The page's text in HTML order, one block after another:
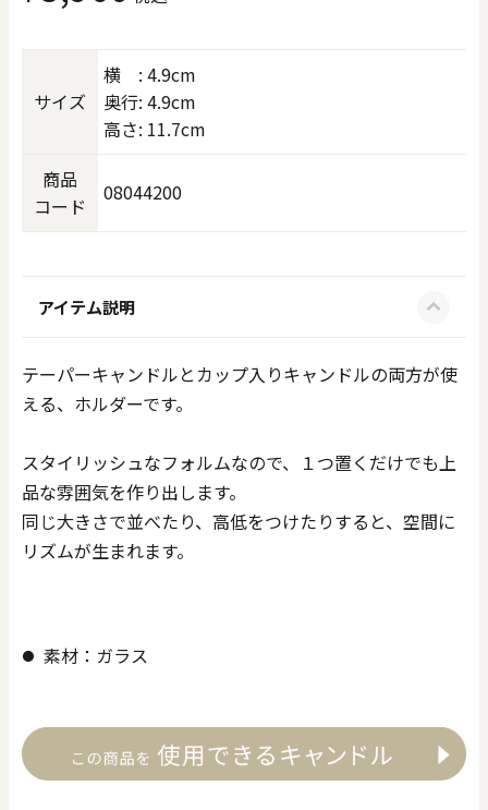
お買い物ガイド 企業情報
サイズ
横 : 4.9cm
奥行: 4.9cm
高さ: 11.7cm
商品
コード
08044200
アイテム説明
テーパーキャンドルとカップ入りキャンドルの両方が使
える、ホルダーです。
スタイリッシュなフォルムなので、１つ置くだけでも上
品な雰囲気を作り出します。
同じ大きさで並べたり、高低をつけたりすると、空間に
リズムが生まれます。
素材：ガラス